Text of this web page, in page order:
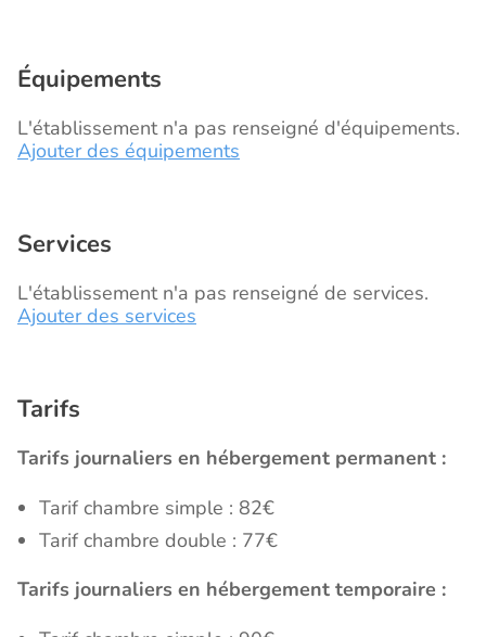
Équipements
L'établissement n'a pas renseigné d'équipements.
Ajouter des équipements
Services
L'établissement n'a pas renseigné de services.
Ajouter des services
Tarifs
Tarifs journaliers en hébergement permanent :
Tarif chambre simple : 82€
Tarif chambre double : 77€
Tarifs journaliers en hébergement temporaire :